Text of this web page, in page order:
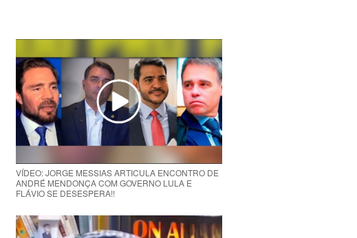
VÍDEO: JORGE MESSIAS ARTICULA ENCONTRO DE
ANDRÉ MENDONÇA COM GOVERNO LULA E
FLÁVIO SE DESESPERA!!